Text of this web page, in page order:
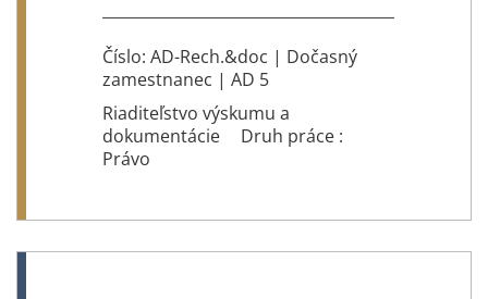
Číslo: AD-Rech.&doc | Dočasný
zamestnanec | AD 5
Riaditeľstvo výskumu a
dokumentácie
Druh práce :
Právo